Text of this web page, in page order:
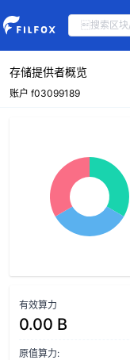
存储提供者概览
账户 f03099189
有效算力
0.00 B
原值算力: